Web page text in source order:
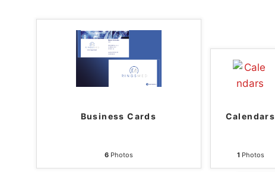
Business Cards
6Photos
Calendars
1Photos